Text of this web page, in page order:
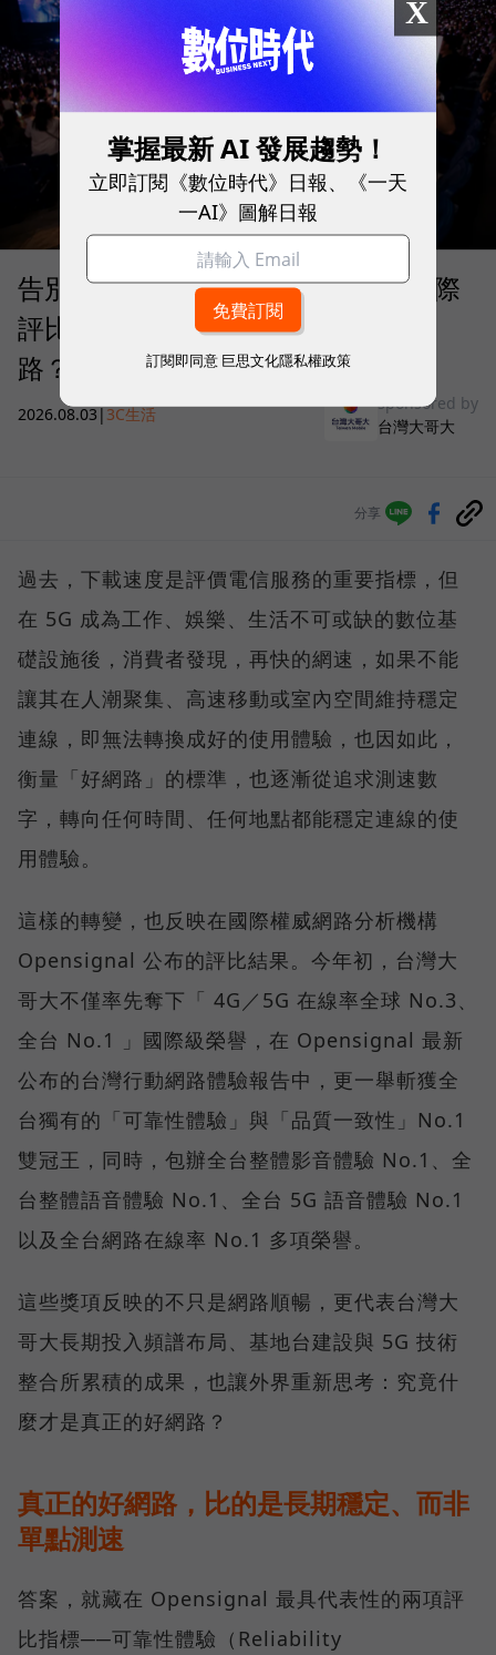
告別「極速迷思」！Opensignal 國際
評比揭密：什麼才是 5G 時代的好網
路？
2026.08.03 | 3C生活
sponsored by
台灣大哥大
分享
過去，下載速度是評價電信服務的重要指標，但
在 5G 成為工作、娛樂、生活不可或缺的數位基
礎設施後，消費者發現，再快的網速，如果不能
讓其在人潮聚集、高速移動或室內空間維持穩定
連線，即無法轉換成好的使用體驗，也因如此，
衡量「好網路」的標準，也逐漸從追求測速數
字，轉向任何時間、任何地點都能穩定連線的使
用體驗。
這樣的轉變，也反映在國際權威網路分析機構
Opensignal 公布的評比結果。今年初，台灣大
哥大不僅率先奪下「 4G／5G 在線率全球 No.3、
全台 No.1 」國際級榮譽，在 Opensignal 最新
公布的台灣行動網路體驗報告中，更一舉斬獲全
台獨有的「可靠性體驗」與「品質一致性」No.1
雙冠王，同時，包辦全台整體影音體驗 No.1、全
台整體語音體驗 No.1、全台 5G 語音體驗 No.1
以及全台網路在線率 No.1 多項榮譽。
這些獎項反映的不只是網路順暢，更代表台灣大
哥大長期投入頻譜布局、基地台建設與 5G 技術
整合所累積的成果，也讓外界重新思考：究竟什
麼才是真正的好網路？
真正的好網路，比的是長期穩定、而非
單點測速
答案，就藏在 Opensignal 最具代表性的兩項評
比指標──可靠性體驗（Reliability
X
掌握最新 AI 發展趨勢！
立即訂閱《數位時代》日報、《一天
一AI》圖解日報
訂閱即同意 巨思文化隱私權政策